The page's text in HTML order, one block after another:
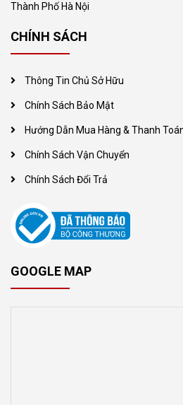
Thành Phố Hà Nội
CHÍNH SÁCH
Thông Tin Chủ Sở Hữu
Chính Sách Bảo Mật
Hướng Dẫn Mua Hàng & Thanh
Chính Sách Vận Chuyển
Chính Sách Đổi Trả
GOOGLE MAP